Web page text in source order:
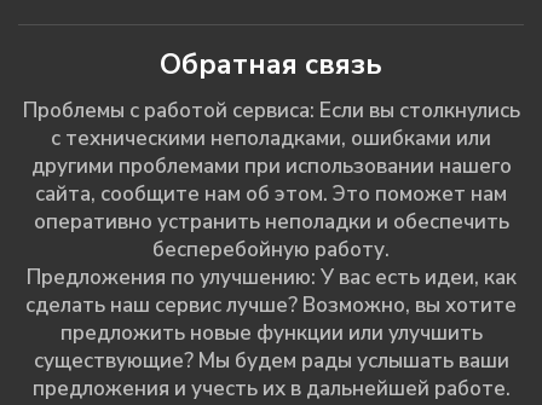
Обратная связь
Проблемы с работой сервиса: Если вы столкнулись
с техническими неполадками, ошибками или
другими проблемами при использовании нашего
сайта, сообщите нам об этом. Это поможет нам
оперативно устранить неполадки и обеспечить
бесперебойную работу.
Предложения по улучшению: У вас есть идеи, как
сделать наш сервис лучше? Возможно, вы хотите
предложить новые функции или улучшить
существующие? Мы будем рады услышать ваши
предложения и учесть их в дальнейшей работе.